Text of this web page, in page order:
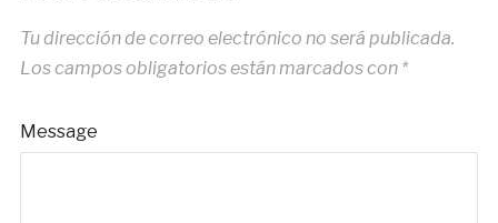
Tu dirección de correo electrónico no será publicada.
Los campos obligatorios están marcados con *
Message